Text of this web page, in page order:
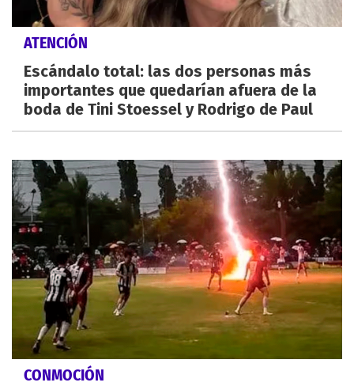
ATENCIÓN
Escándalo total: las dos personas más
importantes que quedarían afuera de la
boda de Tini Stoessel y Rodrigo de Paul
CONMOCIÓN